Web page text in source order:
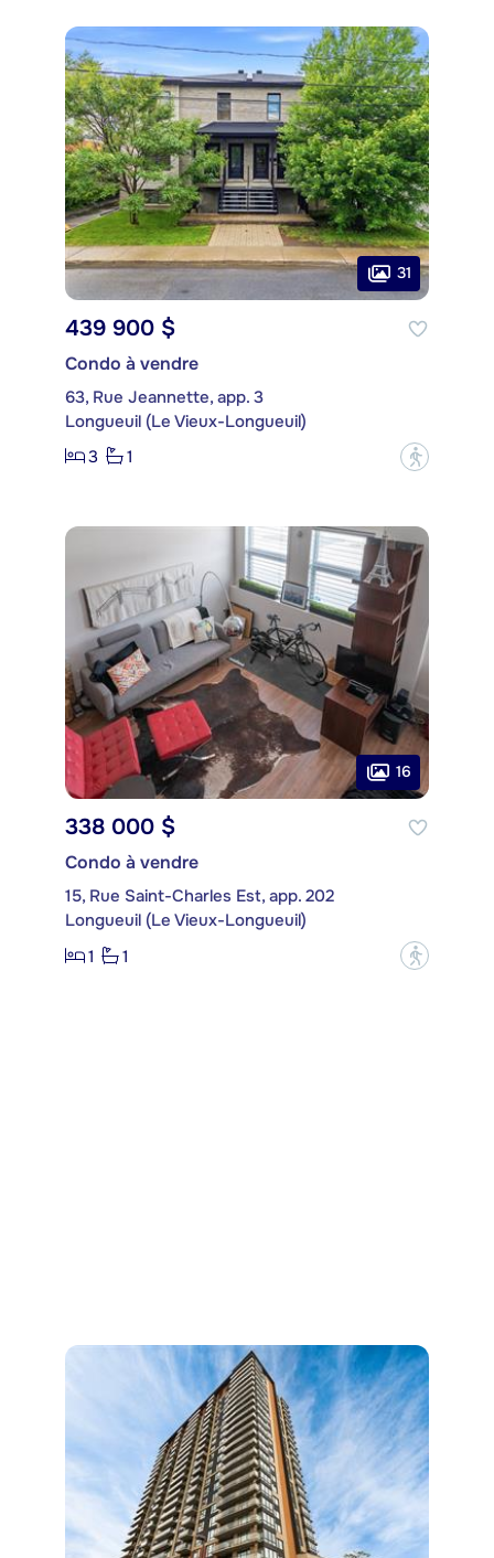
31
439 900 $
Condo à vendre
63, Rue Jeannette, app. 3
Longueuil (Le Vieux-Longueuil)
3
1 ?
16
338 000 $
Condo à vendre
15, Rue Saint-Charles Est, app. 202
Longueuil (Le Vieux-Longueuil)
1
1 ?